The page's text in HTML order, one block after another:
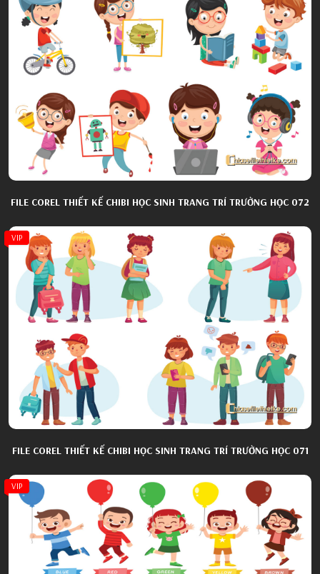
FILE COREL THIẾT KẾ CHIBI HỌC SINH TRANG TRÍ TRƯỜNG HỌC 072
VIP
FILE COREL THIẾT KẾ CHIBI HỌC SINH TRANG TRÍ TRƯỜNG HỌC 071
VIP